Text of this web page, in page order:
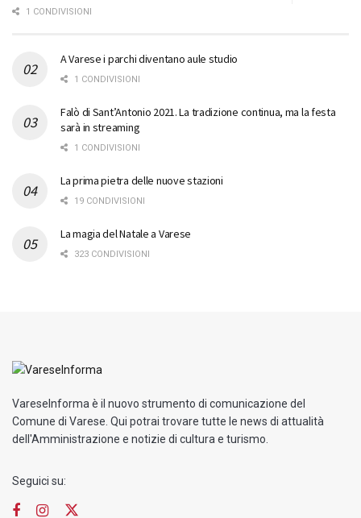
1 CONDIVISIONI
A Varese i parchi diventano aule studio
1 CONDIVISIONI
Falò di Sant’Antonio 2021. La tradizione continua, ma la festa
sarà in streaming
1 CONDIVISIONI
La prima pietra delle nuove stazioni
19 CONDIVISIONI
La magia del Natale a Varese
323 CONDIVISIONI
VareseInforma è il nuovo strumento di comunicazione del
Comune di Varese. Qui potrai trovare tutte le news di attualità
dell'Amministrazione e notizie di cultura e turismo.
Seguici su: